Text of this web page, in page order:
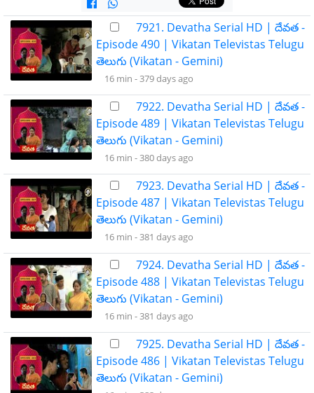
7921. Devatha Serial HD | దేవత -
Episode 490 | Vikatan Televistas Telugu
తెలుగు (Vikatan - Gemini)
16 min -379 days ago
7922. Devatha Serial HD | దేవత -
Episode 489 | Vikatan Televistas Telugu
తెలుగు (Vikatan - Gemini)
16 min -380 days ago
7923. Devatha Serial HD | దేవత -
Episode 487 | Vikatan Televistas Telugu
తెలుగు (Vikatan - Gemini)
16 min -381 days ago
7924. Devatha Serial HD | దేవత -
Episode 488 | Vikatan Televistas Telugu
తెలుగు (Vikatan - Gemini)
16 min -381 days ago
7925. Devatha Serial HD | దేవత -
Episode 486 | Vikatan Televistas Telugu
తెలుగు (Vikatan - Gemini)